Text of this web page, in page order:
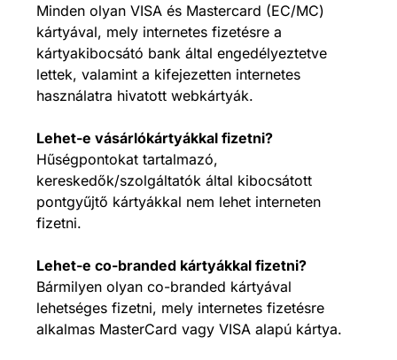
Minden olyan VISA és Mastercard (EC/MC)
kártyával, mely internetes fizetésre a
kártyakibocsátó bank által engedélyeztetve
lettek, valamint a kifejezetten internetes
használatra hivatott webkártyák.
Lehet-e vásárlókártyákkal fizetni?
Hűségpontokat tartalmazó,
kereskedők/szolgáltatók által kibocsátott
pontgyűjtő kártyákkal nem lehet interneten
fizetni.
Lehet-e co-branded kártyákkal fizetni?
Bármilyen olyan co-branded kártyával
lehetséges fizetni, mely internetes fizetésre
alkalmas MasterCard vagy VISA alapú kártya.